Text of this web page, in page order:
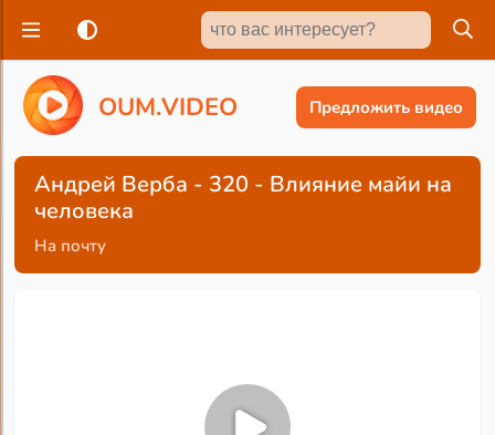
OUM.VIDEO Предложить видео
Андрей Верба - 320 - Влияние майи на
человека
На почту